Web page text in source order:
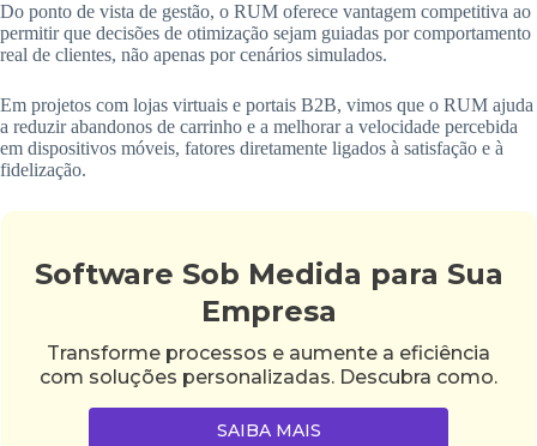
Do ponto de vista de gestão, o RUM oferece vantagem competitiva ao
permitir que decisões de otimização sejam guiadas por comportamento
real de clientes, não apenas por cenários simulados.
Em projetos com lojas virtuais e portais B2B, vimos que o RUM ajuda
a reduzir abandonos de carrinho e a melhorar a velocidade percebida
em dispositivos móveis, fatores diretamente ligados à satisfação e à
fidelização.
Software Sob Medida para Sua
Empresa
Transforme processos e aumente a eficiência
com soluções personalizadas. Descubra como.
SAIBA MAIS